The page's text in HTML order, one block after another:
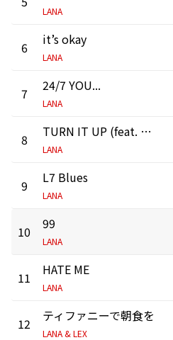
LANA
6 it’s okay
LANA
7 24/7 YOU...
LANA
8 TURN IT UP (feat. Candee & ZOT on the WAVE)
LANA
9 L7 Blues
LANA
10 99
LANA
11 HATE ME
LANA
12 ティファニーで朝食を
LANA & LEX